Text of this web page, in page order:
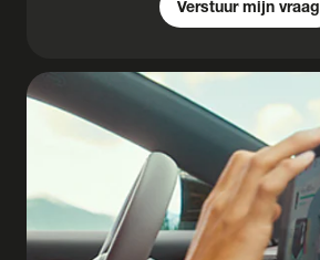
Verstuur mijn vraag